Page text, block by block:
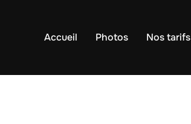
Accueil Photos Nos tarifs